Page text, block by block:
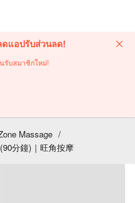
แอปรับส่วนลด!
รับสมาชิกใหม่!
Massage /
分鐘)｜旺角按摩